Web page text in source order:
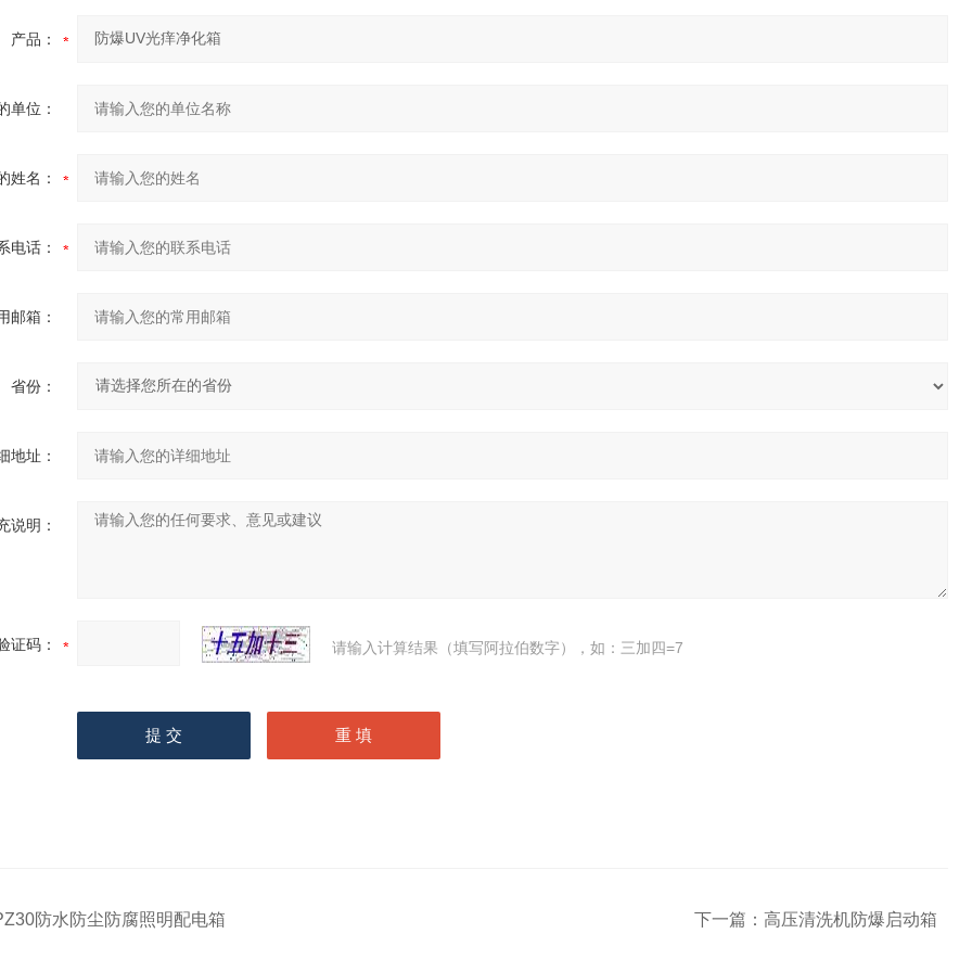
产品：
单位：
姓名：
电话：
邮箱：
省份：
地址：
说明：
证码： 请输入计算结果（填写阿拉伯数字），如：三加四=7
防水防尘防腐照明配电箱 下一篇： 高压清洗机防爆启动箱